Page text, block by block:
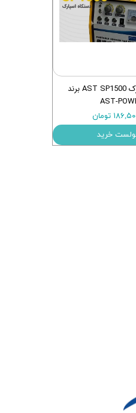
دستگاه اسپارک AST SP1500 برند
AST-
تومان
خرید